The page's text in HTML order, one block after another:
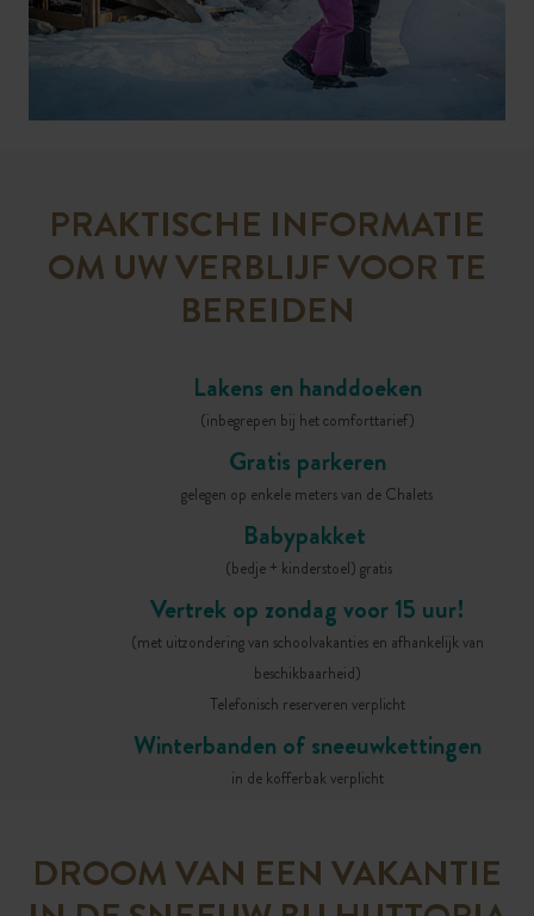
PRAKTISCHE INFORMATIE
OM UW VERBLIJF VOOR TE
BEREIDEN
Lakens en handdoeken
(inbegrepen bij het comforttarief)
Gratis parkeren
gelegen op enkele meters van de Chalets
Babypakket
(bedje + kinderstoel) gratis
Vertrek op zondag voor 15 uur!
(met uitzondering van schoolvakanties en afhankelijk van
beschikbaarheid)
Telefonisch reserveren verplicht
Winterbanden of sneeuwkettingen
in de kofferbak verplicht
DROOM VAN EEN VAKANTIE